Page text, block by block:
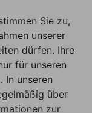
Sie zu,
unserer
dürfen. Ihre
für unseren
In unseren
über
zur